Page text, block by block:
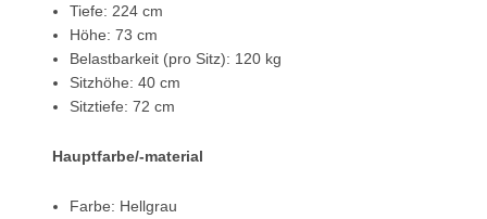
Tiefe: 224 cm
Höhe: 73 cm
Belastbarkeit (pro Sitz): 120 kg
Sitzhöhe: 40 cm
Sitztiefe: 72 cm
Hauptfarbe/-material
Farbe: Hellgrau